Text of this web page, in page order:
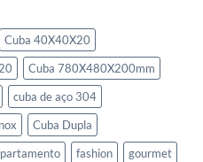
Cuba 40X40X20
Cuba 780X480X200mm
cuba de aço 304
Cuba Dupla
fashion
gourmet